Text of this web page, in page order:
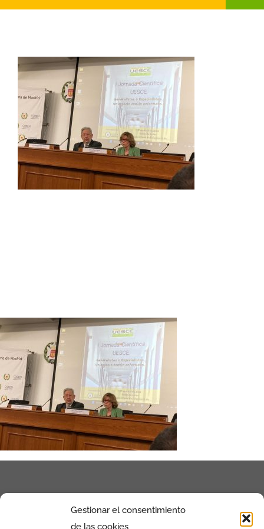
Gestionar el consentimiento
de las cookies
NOTICIAS
DOCUMENTOS
PREMIOS UESCE
I JORNADA CIENTÍFICA UESCE